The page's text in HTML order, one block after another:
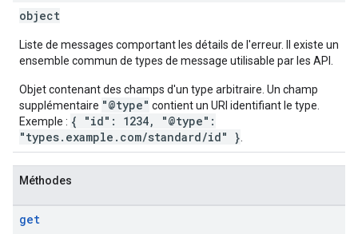
object
Liste de messages comportant les détails de l'erreur. Il existe un
ensemble commun de types de message utilisable par les API.
Objet contenant des champs d'un type arbitraire. Un champ
supplémentaire "@type" contient un URI identifiant le type.
Exemple : { "id": 1234, "@type":
"types.example.com/standard/id" }
Méthodes
get